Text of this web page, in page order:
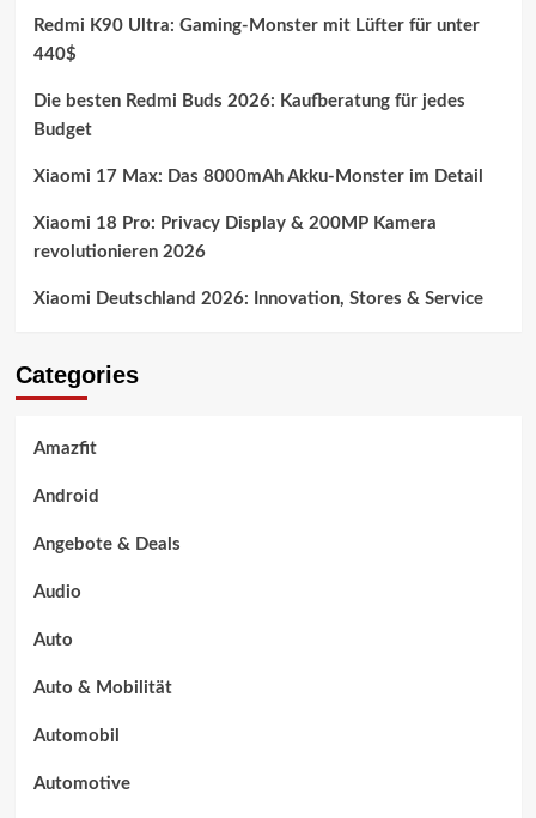
Redmi K90 Ultra: Gaming-Monster mit Lüfter für unter
440$
Die besten Redmi Buds 2026: Kaufberatung für jedes
Budget
Xiaomi 17 Max: Das 8000mAh Akku-Monster im Detail
Xiaomi 18 Pro: Privacy Display & 200MP Kamera
revolutionieren 2026
Xiaomi Deutschland 2026: Innovation, Stores & Service
Categories
Amazfit
Android
Angebote & Deals
Audio
Auto
Auto & Mobilität
Automobil
Automotive